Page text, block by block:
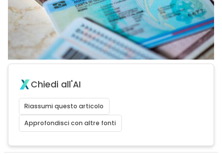
Chiedi all'AI
Riassumi questo articolo
Approfondisci con altre fonti